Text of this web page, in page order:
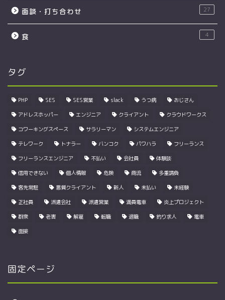
面談・打ち合わせ 27
食 4
タグ
PHP SES SES営業 slack うつ病 おじさん
アドレスホッパー エンジニア クライアント クラウドワークス
コワーキングスペース サラリーマン システムエンジニア
テレワーク トナラー バンコク パワハラ フリーランス
フリーランスエンジニア 不払い 会社員 体験談
信用できない 個人情報 危険 商流 多重請負
客先常駐 悪質クライアント 新人 未払い 未経験
正社員 派遣会社 派遣営業 満員電車 炎上プロジェクト
群衆 老害 解雇 転職 退職 釣り求人 電車
面接
固定ページ